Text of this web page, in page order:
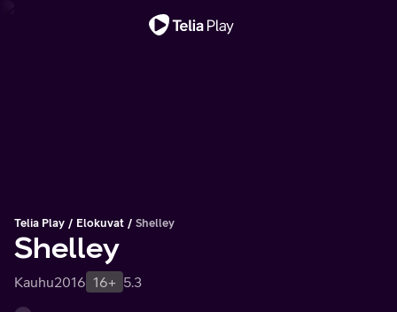
Telia Play Elokuvat Shelley
Shelley
Kauhu2016 16+ 5.3